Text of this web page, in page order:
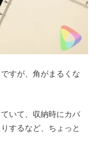
すが、角がまるくな
いて、収納時にカバ
するなど、ちょっと